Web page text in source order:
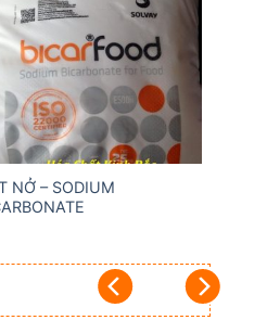
Add to
wishlist
NỞ – SODIUM